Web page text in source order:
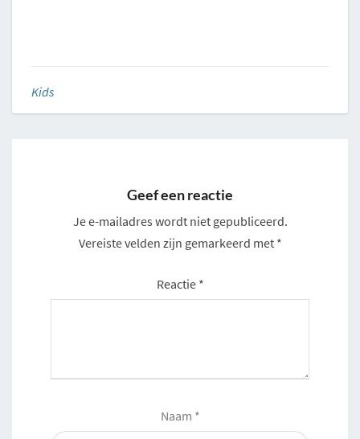
Kids
Geef een reactie
Je e-mailadres wordt niet gepubliceerd.
Vereiste velden zijn gemarkeerd met *
Reactie *
Naam *